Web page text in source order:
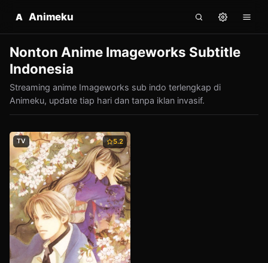
A Animeku
Nonton Anime Imageworks Subtitle
Indonesia
Streaming anime Imageworks sub indo terlengkap di
Animeku, update tiap hari dan tanpa iklan invasif.
TV 5.2